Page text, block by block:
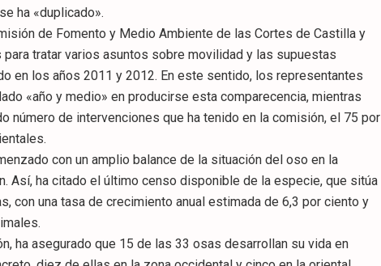
ha «duplicado».
de Fomento y Medio Ambiente de las Cortes de Castilla y
tratar varios asuntos sobre movilidad y las supuestas
en los años 2011 y 2012. En este sentido, los representantes
«año y medio» en producirse esta comparecencia, mientras
número de intervenciones que ha tenido en la comisión, el 75 por
con un amplio balance de la situación del oso en la
Así, ha citado el último censo disponible de la especie, que sitúa
con una tasa de crecimiento anual estimada de 6,3 por ciento y
ha asegurado que 15 de las 33 osas desarrollan su vida en